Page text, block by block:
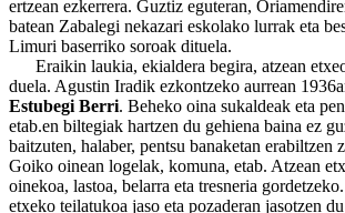
ertzean ezkerrera. Guztiz eguteran,
batean Zabalegi nekazari eskolako lurrak eta
Limuri baserriko soroak dituela.
Eraikin laukia, ekialdera begira, atzean
duela. Agustin Iradik ezkontzeko aurrean
Estubegi Berri. Beheko oina sukaldeak eta
etab.en biltegiak hartzen du gehiena baina ez
baitzuten, halaber, pentsu banaketan erabiltzen
Goiko oinean logelak, komuna, etab. Atzean
oinekoa, lastoa, belarra eta tresneria
etxeko teilatukoa jaso eta pozaderan jasotzen